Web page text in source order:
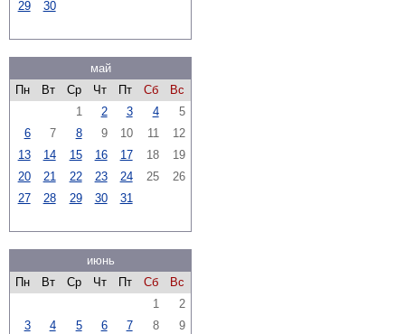
29 30
май
Пн
Вт Ср Чт Пт Сб
Вс
1
2 3 4
5
6
7 8 9 10 11
12
13
14 15 16 17 18
19
20
21 22 23 24 25
26
27
28 29 30 31
июнь
Пн
Вт Ср Чт Пт Сб
Вс
1
2
3
4 5 6 7 8
9